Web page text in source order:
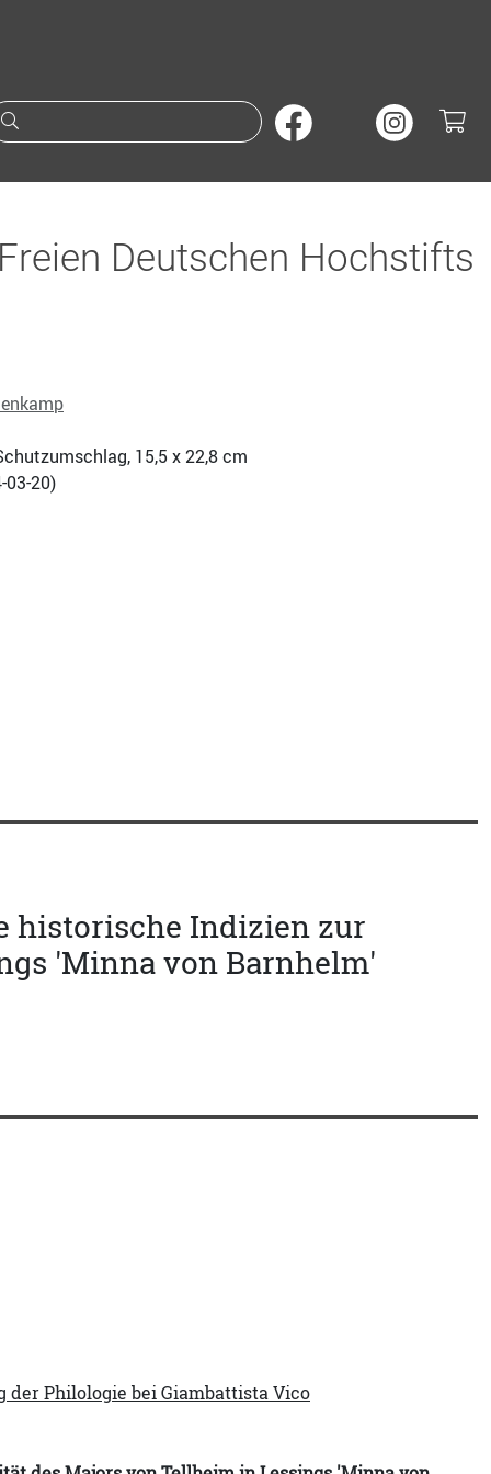
Suche nach Büchern oder
Deutschen Hochstifts
15,5 x 22,8 cm
03-20)
historische Indizien zur
'Minna von Barnhelm'
Philologie bei Giambattista Vico